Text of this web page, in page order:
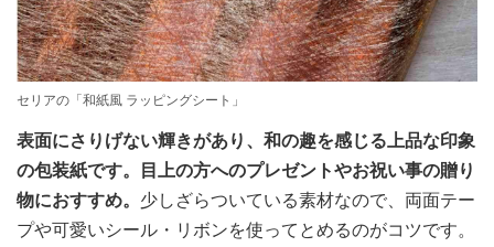
セリアの「和紙風 ラッピングシート」
表面にさりげない輝きがあり、和の趣を感じる上品な印象
の包装紙です。目上の方へのプレゼントやお祝い事の贈り
物におすすめ。 少しざらついている素材なので、両面テー
プや可愛いシール・リボンを使ってとめるのがコツです。